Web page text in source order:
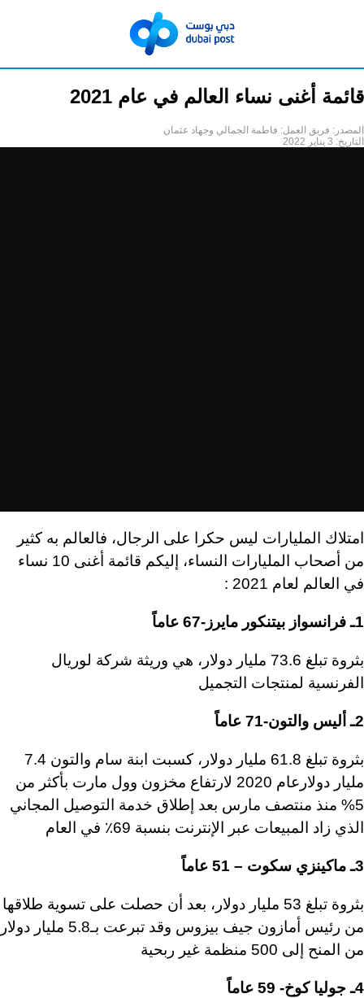
قائمة أغنى نساء العالم في عام 2021
المصدر: فريق العمل: فاطمة الجمالي وجهاد عثمان
التاريخ: 3 يناير 2022
امتلاك المليارات ليس حكرا على الرجال، فالعالم به كثير
من أصحاب المليارات النساء، إليكم قائمة أغنى 10 نساء
في العالم لعام 2021 :
1ـ فرانسواز بيتنكور مايرز-67 عاماً
بثروة تبلغ 73.6 مليار دولار، هي وريثة شركة لوريال
الفرنسية لمنتجات التجميل
2ـ أليس والتون-71 عاماً
بثروة تبلغ 61.8 مليار دولار، كسبت ابنة سام والتون 7.4
مليار دولارعام 2020 لارتفاع مخزون وول مارت بأكثر من
5% منذ منتصف مارس بعد إطلاق خدمة التوصيل المجاني
الذي زاد المبيعات عبر الإنترنت بنسبة 69٪ في العام
3ـ ماكينزي سكوت – 51 عاماً
بثروة تبلغ 53 مليار دولار، بعد أن حصلت على تسوية طلاقها
من رئيس أمازون جيف بيزوس وقد تبرعت بـ5.8 مليار دولار
من المنح إلى 500 منظمة غير ربحية
4ـ جوليا كوخ- 59 عاماً